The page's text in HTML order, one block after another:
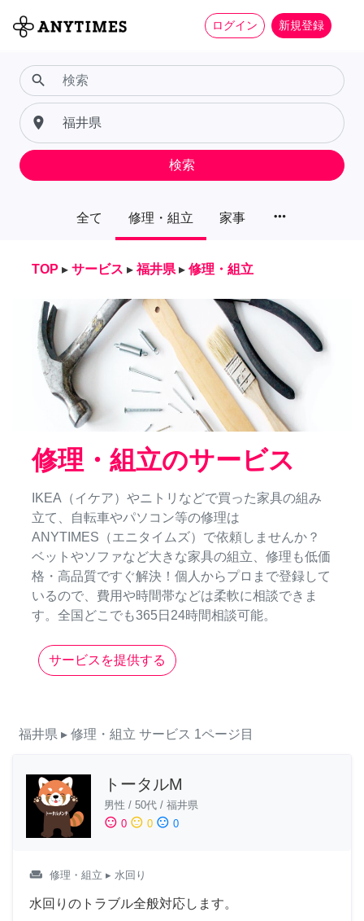
ログイン 新規登録
全て 修理・組立 家事 more_horiz
search
place
検索
TOP ▸ サービス ▸ 福井県 ▸ 修理・組立
修理・組立のサービス
IKEA（イケア）やニトリなどで買った家具の組み
立て、自転車やパソコン等の修理は
ANYTIMES（エニタイムズ）で依頼しませんか？
ベットやソファなど大きな家具の組立、修理も低価
格・高品質ですぐ解決！個人からプロまで登録して
いるので、費用や時間帯などは柔軟に相談できま
す。全国どこでも365日24時間相談可能。
サービスを提供する
福井県 ▸ 修理・組立 サービス 1ページ目
トータルM
男性 / 50代 / 福井県
sentiment_satisfied 0 sentiment_neutral 0 sentiment_dissatisfied 0
weekend 修理・組立 ▸ 水回り
水回りのトラブル全般対応します。